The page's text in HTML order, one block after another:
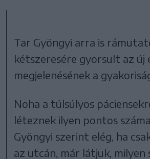
Tar Gyöngyi arra is
kétszeresére gyorsult az új
megjelenésének a
Noha a túlsúlyos
léteznek ilyen pontos
Gyöngyi szerint elég, ha
az utcán, már látjuk,